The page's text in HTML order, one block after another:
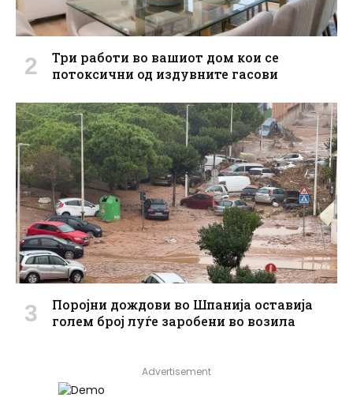
Три работи во вашиот дом кои се
потоксични од издувните гасови
Поројни дождови во Шпанија оставија
голем број луѓе заробени во возила
Advertisement